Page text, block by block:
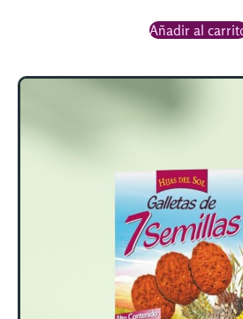
Añadir al